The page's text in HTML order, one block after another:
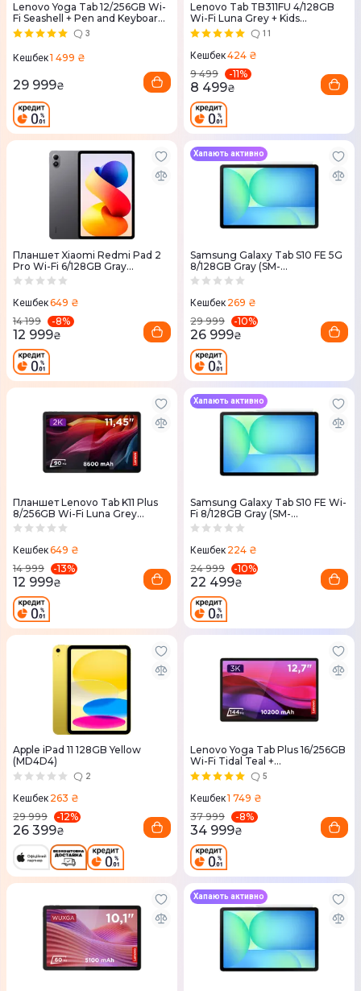
Lenovo Yoga Tab 12/256GB Wi-
Fi Seashell + Pen and Keyboard
(ZAG60180UA)3
Кешбек1 499 ₴
29 999₴
Lenovo Tab TB311FU 4/128GB
Wi-Fi Luna Grey + Kids
Bumper&Pen (ZAEH0075UA)
11
Кешбек424 ₴
9 499
-11%
8 499₴
Планшет Xiaomi Redmi Pad 2
Pro Wi-Fi 6/128GB Gray
(VHU6128EU)
Кешбек649 ₴
14 199
-8%
12 999₴
Samsung Galaxy Tab S10 FE 5G
8/128GB Gray (SM-
X526BZAREUC)
Хапають активно
Кешбек 269 ₴
29 999
-10%
26 999₴
Планшет Lenovo Tab K11 Plus
8/256GB Wi-Fi Luna Grey
(ZADS0145UA)
Кешбек649 ₴
14 999
-13%
12 999₴
Samsung Galaxy Tab S10 FE Wi-
Fi 8/128GB Gray (SM-
X520NZAREUC)
Хапають активно
Кешбек 224 ₴
24 999
-10%
22 499₴
Apple iPad 11 128GB Yellow
(MD4D4)
2
Кешбек 263 ₴
29 999
-12%
26 399₴
Lenovo Yoga Tab Plus 16/256GB
Wi-Fi Tidal Teal +
Keyboard&Pen (ZAEG0008UA)
5
Кешбек1 749 ₴
37 999
-8%
34 999₴
Хапають активно